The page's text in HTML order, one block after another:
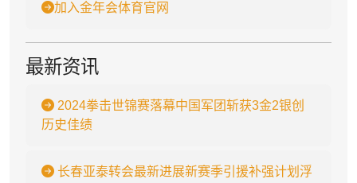
加入金年会体育官网
最新资讯
2024拳击世锦赛落幕中国军团斩获3金2银创
历史佳绩
长春亚泰转会最新进展新赛季引援补强计划浮